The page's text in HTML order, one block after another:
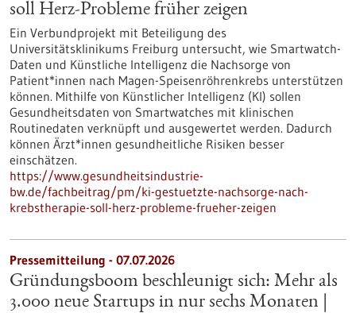
soll Herz-Probleme früher zeigen
Ein Verbundprojekt mit Beteiligung des
Universitätsklinikums Freiburg untersucht, wie Smartwatch-
Daten und Künstliche Intelligenz die Nachsorge von
Patient*innen nach Magen-Speisenröhrenkrebs unterstützen
können. Mithilfe von Künstlicher Intelligenz (KI) sollen
Gesundheitsdaten von Smartwatches mit klinischen
Routinedaten verknüpft und ausgewertet werden. Dadurch
können Ärzt*innen gesundheitliche Risiken besser
einschätzen.
https://www.gesundheitsindustrie-
bw.de/fachbeitrag/pm/ki-gestuetzte-nachsorge-nach-
krebstherapie-soll-herz-probleme-frueher-zeigen
Pressemitteilung - 07.07.2026
Gründungsboom beschleunigt sich: Mehr als
3.000 neue Startups in nur sechs Monaten |